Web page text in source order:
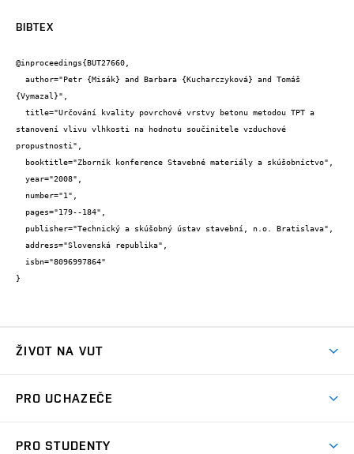
BIBTEX
@inproceedings{BUT27660,
{Vymazal}",
stanovení vlivu vlhkosti na hodnotu součinitele vzduchové
propustnosti",
}
ŽIVOT NA VUT
Koleje
PRO UCHAZEČE
PRO STUDENTY